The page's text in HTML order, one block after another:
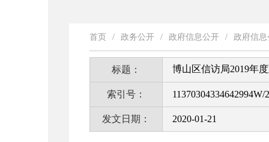
首页 / 政务公开 / 政府信息公开 / 政府信
标题： 博山区信访局2019年
索引号： 11370304334642994W/
发文日期： 2020-01-21